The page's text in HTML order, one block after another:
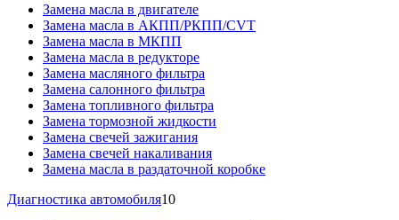
Замена масла в двигателе
Замена масла в АКПП/РКПП/CVT
Замена масла в МКПП
Замена масла в редукторе
Замена масляного фильтра
Замена салонного фильтра
Замена топливного фильтра
Замена тормозной жидкости
Замена свечей зажигания
Замена свечей накаливания
Замена масла в раздаточной коробке
Диагностика автомобиля10